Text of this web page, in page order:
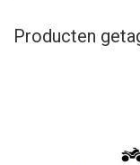
Producten